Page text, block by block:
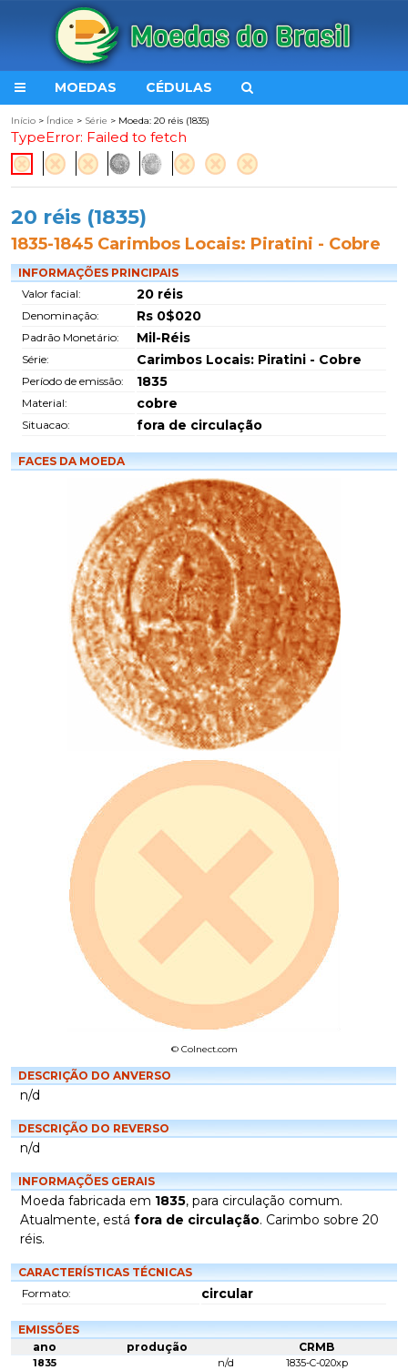
MOEDAS CÉDULAS
Início > Índice > Série > Moeda: 20 réis (1835)
TypeError: Failed to fetch
20 réis (1835)
1835-1845 Carimbos Locais: Piratini - Cobre
INFORMAÇÕES PRINCIPAIS
Valor facial:
20 réis
Denominação: Rs 0$020
Padrão Monetário: Mil-Réis
Série: Carimbos Locais: Piratini - Cobre
Período de emissão: 1835
Material: cobre
Situacao: fora de circulação
FACES DA MOEDA
© Colnect.com
DESCRIÇÃO DO ANVERSO
n/d
DESCRIÇÃO DO REVERSO
n/d
INFORMAÇÕES GERAIS
Moeda fabricada em 1835, para circulação comum.
Atualmente, está fora de circulação. Carimbo sobre 20
réis.
CARACTERÍSTICAS TÉCNICAS
Formato:
circular
EMISSÕES
ano
produção CRMB
1835 n/d 1835-C-020xp